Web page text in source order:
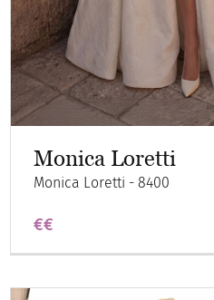
Monica Loretti
Monica Loretti - 8400
€€